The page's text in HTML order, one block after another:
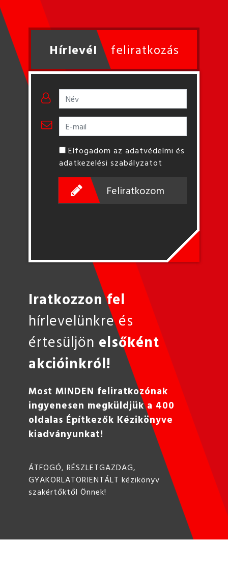
Hírlevél feliratkozás
Elfogadom az adatvédelmi és
adatkezelési szabályzatot
Feliratkozom
Iratkozzon fel
hírlevelünkre és
értesüljön elsőként
akcióinkról!
Most MINDEN feliratkozónak
ingyenesen megküldjük a 400
oldalas Építkezők Kézikönyve
kiadványunkat!
ÁTFOGÓ, RÉSZLETGAZDAG,
GYAKORLATORIENTÁLT kézikönyv
szakértőktől Önnek!